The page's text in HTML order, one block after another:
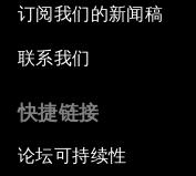
订阅我们的新闻稿
联系我们
快捷链接
论坛可持续性